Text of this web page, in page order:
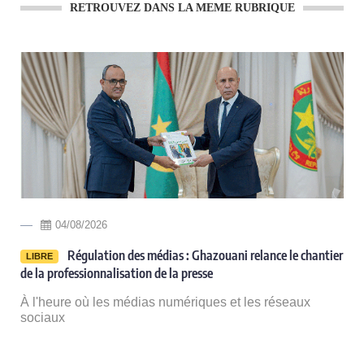
RETROUVEZ DANS LA MEME RUBRIQUE
03/08/2026
LIBRE
Mauritanie/Al-Aouj : la SNIM engage plus de 2
milliards de dollars pour le plus ambitieux projet minier de son
histoire
La Mauritanie franchit une nouvelle étape dans sa